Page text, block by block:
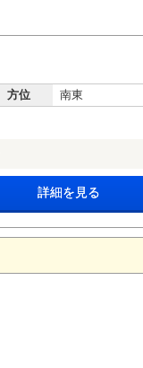
方位 南東
詳細を見る